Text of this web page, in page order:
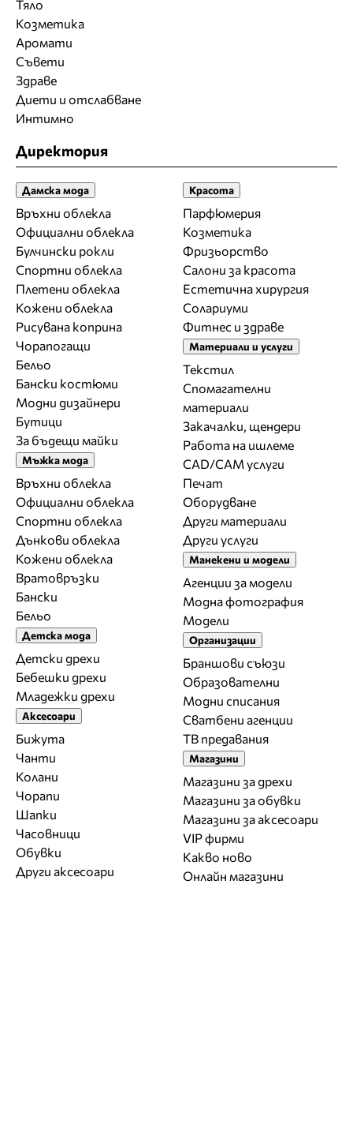
Тяло
Козметика
Аромати
Съвети
Здраве
Диети и отслабване
Интимно
Директория
Дамска мода
Връхни облекла
Официални облекла
Булчински рокли
Спортни облекла
Плетени облекла
Кожени облекла
Рисувана коприна
Чорапогащи
Бельо
Бански костюми
Модни дизайнери
Бутици
За бъдещи майки
Мъжка мода
Връхни облекла
Официални облекла
Спортни облекла
Дънкови облекла
Кожени облекла
Вратовръзки
Бански
Бельо
Детска мода
Детски дрехи
Бебешки дрехи
Младежки дрехи
Аксесоари
Бижута
Чанти
Колани
Чорапи
Шапки
Часовници
Обувки
Други аксесоари
Красота
Парфюмерия
Козметика
Фризьорство
Салони за красота
Естетична хирургия
Солариуми
Фитнес и здраве
Материали и услуги
Текстил
Спомагателни
материали
Закачалки, щендери
Работа на ишлеме
CAD/CAM услуги
Печат
Оборудване
Други материали
Други услуги
Манекени и модели
Агенции за модели
Модна фотография
Модели
Организации
Браншови съюзи
Образователни
Модни списания
Сватбени агенции
ТВ предавания
Магазини
Магазини за дрехи
Магазини за обувки
Магазини за aксесоари
VIP фирми
Какво ново
Онлайн магазини